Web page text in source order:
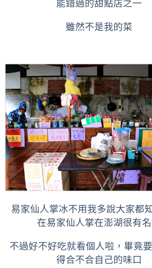
能錯過的甜點店之一
雖然不是我的菜
易家仙人掌冰不用我多說大家都
在易家仙人掌在澎湖很有
不過好不好吃就看個人啦，畢竟
得合不合自己的味口